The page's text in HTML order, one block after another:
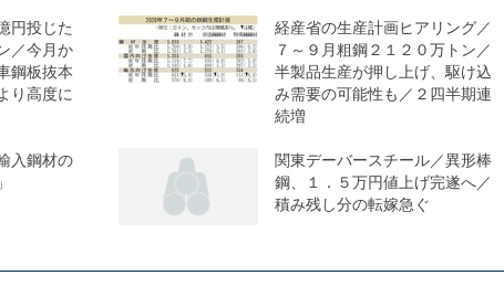
円投じた
／今月か
鋼板抜本
り高度に
経産省の生産計画ヒアリング／
７～９月粗鋼２１２０万トン／
半製品生産が押し上げ、駆け込
み需要の可能性も／２四半期連
続増
入鋼材の
関東デーバースチール／異形棒
鋼、１．５万円値上げ完遂へ／
積み残し分の転嫁急ぐ